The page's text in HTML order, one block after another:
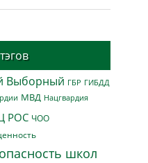
Выборный ГБР ГИБДД
МВД Нацгвардия
РОС ЧОО
школ